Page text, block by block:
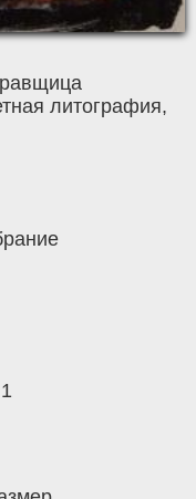
литография,